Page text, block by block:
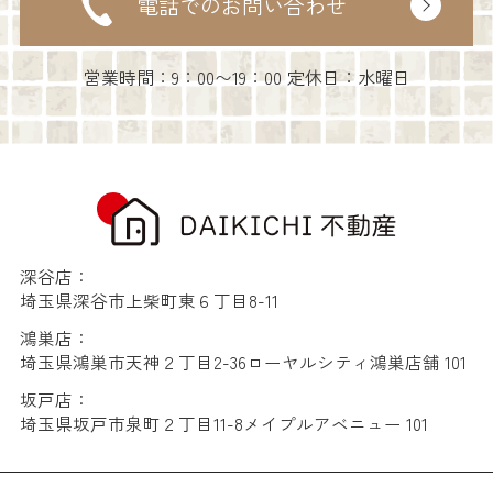
営業時間：9：00〜19：00 定休日：水曜日
深谷店：
埼玉県深谷市上柴町東６丁目8-11
鴻巣店：
埼玉県鴻巣市天神２丁目2-36ローヤルシティ鴻巣店舗 101
坂戸店：
埼玉県坂戸市泉町２丁目11-8メイプルアベニュー 101